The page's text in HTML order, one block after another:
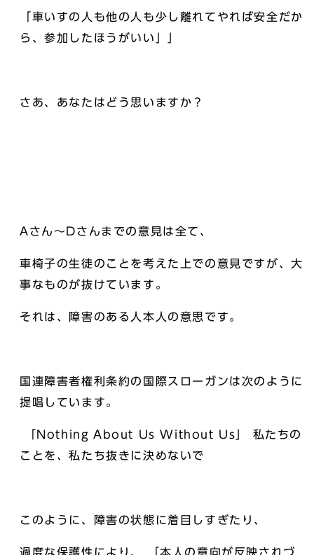
「車いすの人も他の人も少し離れてやれば安全だか
ら、参加したほうがいい」」
さあ、あなたはどう思いますか？
Aさん～Dさんまでの意見は全て、
車椅子の生徒のことを考えた上での意見ですが、大
事なものが抜けています。
それは、障害のある人本人の意思です。
国連障害者権利条約の国際スローガンは次のように
提唱しています。
「Nothing About Us Without Us」 私たちの
ことを、私たち抜きに決めないで
このように、障害の状態に着目しすぎたり、
過度な保護性により、 「本人の意向が反映されづ